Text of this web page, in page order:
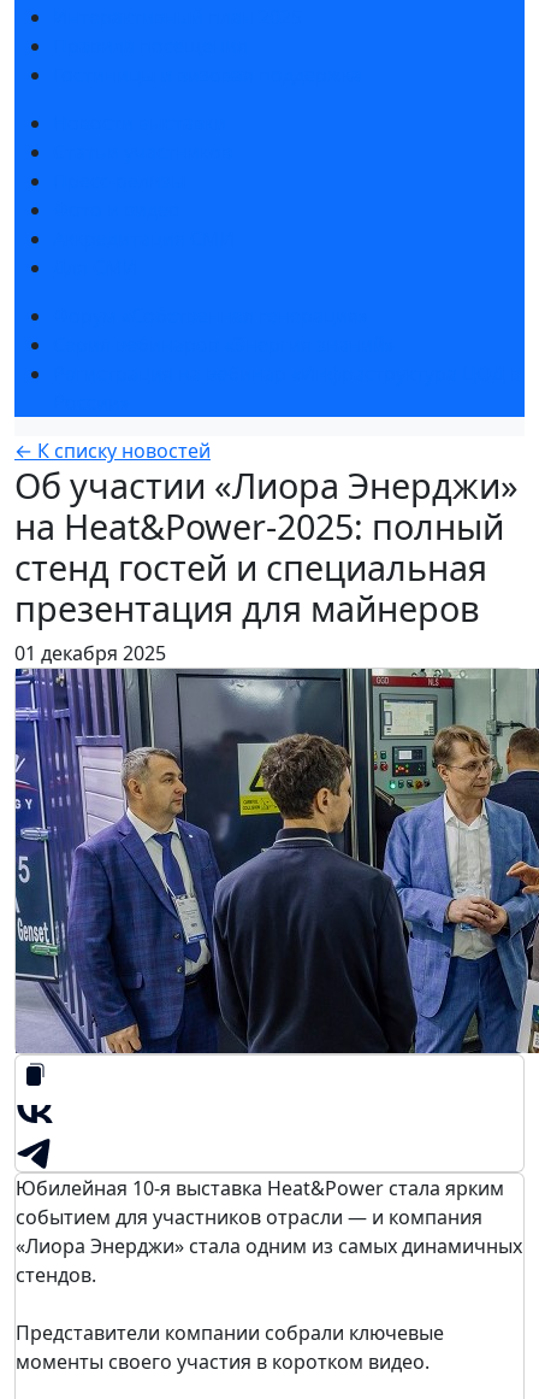
← К списку новостей
Об участии «Лиора Энерджи»
на Heat&Power-2025: полный
стенд гостей и специальная
презентация для майнеров
01 декабря 2025
Юбилейная 10-я выставка Heat&Power стала ярким
событием для участников отрасли — и компания
«Лиора Энерджи» стала одним из самых динамичных
стендов.
Представители компании собрали ключевые
моменты своего участия в коротком видео.